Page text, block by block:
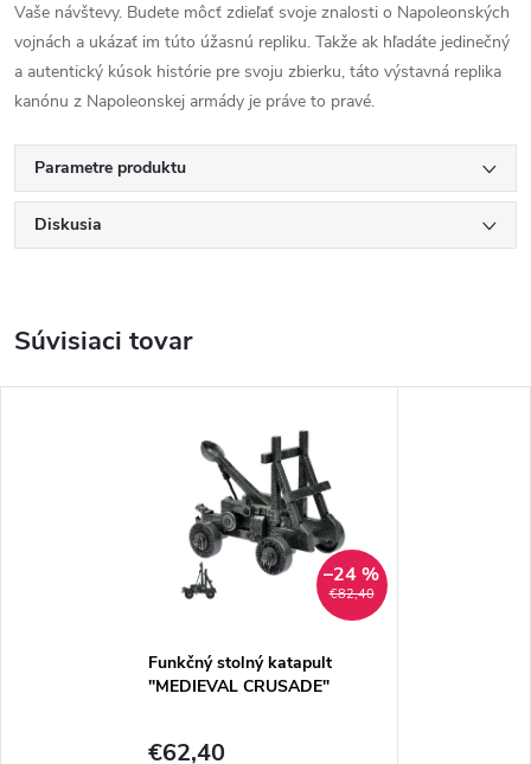
Vaše návštevy. Budete môcť zdieľať svoje znalosti o Napoleonských
vojnách a ukázať im túto úžasnú repliku. Takže ak hľadáte jedinečný
a autentický kúsok histórie pre svoju zbierku, táto výstavná replika
kanónu z Napoleonskej armády je práve to pravé.
Parametre produktu
Diskusia
Súvisiaci tovar
€82,40
–24 %
Funkčný stolný katapult
"MEDIEVAL CRUSADE"
€62,40